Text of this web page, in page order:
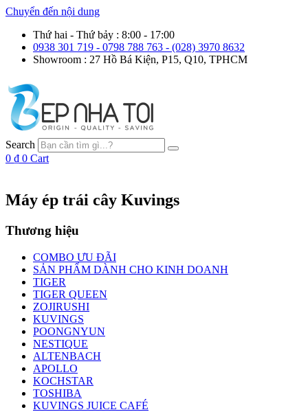
Chuyển đến nội dung
Thứ hai - Thứ bảy : 8:00 - 17:00
0938 301 719 - 0798 788 763 - (028) 3970 8632
Showroom : 27 Hồ Bá Kiện, P15, Q10, TPHCM
Search
0 ₫ 0 Cart
Máy ép trái cây Kuvings
Thương hiệu
COMBO ƯU ĐÃI
SẢN PHẨM DÀNH CHO KINH DOANH
TIGER
TIGER QUEEN
ZOJIRUSHI
KUVINGS
POONGNYUN
NESTIQUE
ALTENBACH
APOLLO
KOCHSTAR
TOSHIBA
KUVINGS JUICE CAFÉ